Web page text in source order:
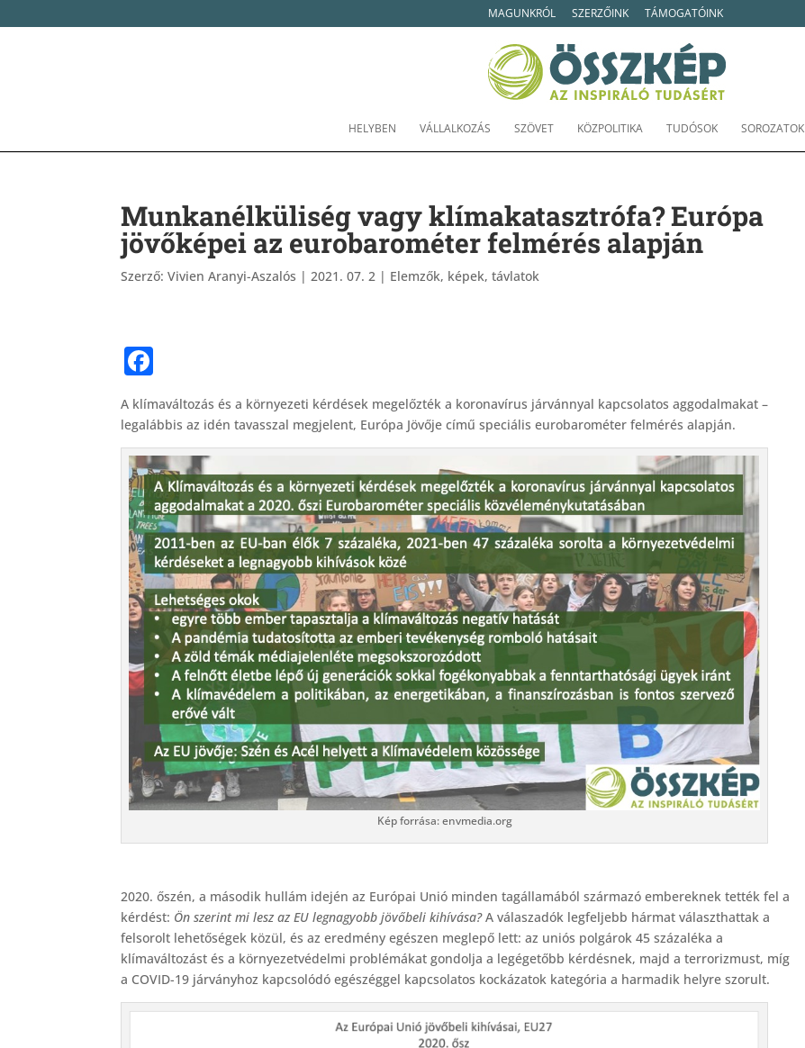
MAGUNKRÓL SZERZŐINK TÁMOGATÓINK
HELYBEN VÁLLALKOZÁS SZÖVET KÖZPOLITIKA TUDÓSOK SOROZATOK
Munkanélküliség vagy klímakatasztrófa? Európa
jövőképei az eurobarométer felmérés alapján
Szerző:Vivien Aranyi-Aszalós |2021. 07. 2 | Elemzők, képek, távlatok
c
e
b
o
o
k
A klímaváltozás és a környezeti kérdések megelőzték a koronavírus járvánnyal kapcsolatos aggodalmakat –
legalábbis az idén tavasszal megjelent, Európa Jövője című speciális eurobarométer felmérés alapján.
Kép forrása: envmedia.org
2020. őszén, a második hullám idején az Európai Unió minden tagállamából származó embereknek tették fel a
kérdést: Ön szerint mi lesz az EU legnagyobb jövőbeli kihívása?A válaszadók legfeljebb hármat választhattak a
felsorolt lehetőségek közül, és az eredmény egészen meglepő lett: az uniós polgárok 45 százaléka a
klímaváltozást és a környezetvédelmi problémákat gondolja a legégetőbb kérdésnek, majd a terrorizmust, míg
a COVID-19 járványhoz kapcsolódó egészéggel kapcsolatos kockázatok kategória a harmadik helyre szorult.